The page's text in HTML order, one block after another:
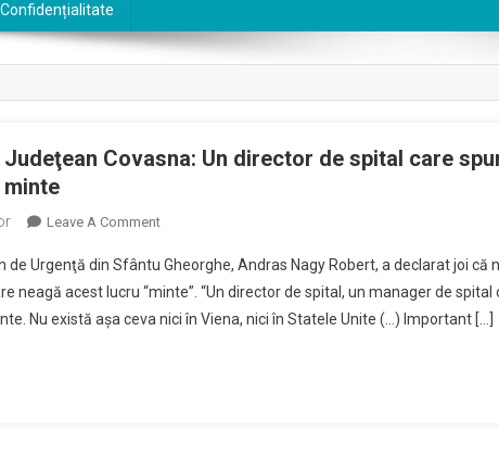
Covasna: Un director de spital care
Leave A CommentOn
Spitalului
Judeţean
Covasna:
de Urgenţă din Sfântu Gheorghe, Andras Nagy Robert, a declarat joi că
neagă acest lucru “minte”. “Un director de spital, un manager de spital
Nu există aşa ceva nici în Viena, nici în Statele Unite (…) Important […]